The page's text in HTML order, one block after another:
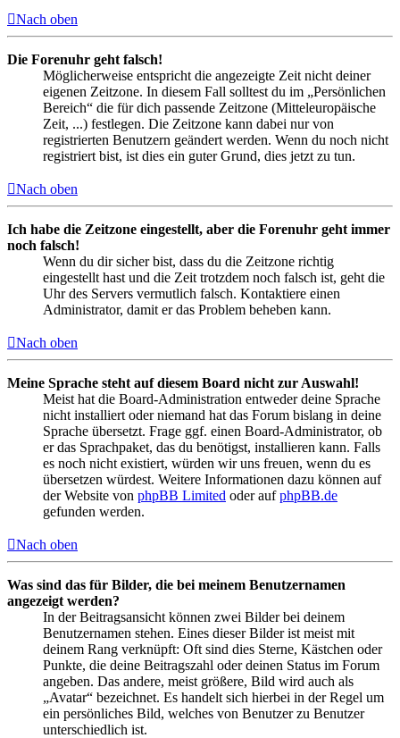
Nach oben
Die Forenuhr geht falsch!
Möglicherweise entspricht die angezeigte Zeit nicht deiner
eigenen Zeitzone. In diesem Fall solltest du im „Persönlichen
Bereich“ die für dich passende Zeitzone (Mitteleuropäische
Zeit, ...) festlegen. Die Zeitzone kann dabei nur von
registrierten Benutzern geändert werden. Wenn du noch nicht
registriert bist, ist dies ein guter Grund, dies jetzt zu tun.
Nach oben
Ich habe die Zeitzone eingestellt, aber die Forenuhr geht immer
noch falsch!
Wenn du dir sicher bist, dass du die Zeitzone richtig
eingestellt hast und die Zeit trotzdem noch falsch ist, geht die
Uhr des Servers vermutlich falsch. Kontaktiere einen
Administrator, damit er das Problem beheben kann.
Nach oben
Meine Sprache steht auf diesem Board nicht zur Auswahl!
Meist hat die Board-Administration entweder deine Sprache
nicht installiert oder niemand hat das Forum bislang in deine
Sprache übersetzt. Frage ggf. einen Board-Administrator, ob
er das Sprachpaket, das du benötigst, installieren kann. Falls
es noch nicht existiert, würden wir uns freuen, wenn du es
übersetzen würdest. Weitere Informationen dazu können auf
der Website von phpBB Limited oder aufphpBB.de
gefunden werden.
Nach oben
Was sind das für Bilder, die bei meinem Benutzernamen
angezeigt werden?
In der Beitragsansicht können zwei Bilder bei deinem
Benutzernamen stehen. Eines dieser Bilder ist meist mit
deinem Rang verknüpft: Oft sind dies Sterne, Kästchen oder
Punkte, die deine Beitragszahl oder deinen Status im Forum
angeben. Das andere, meist größere, Bild wird auch als
„Avatar“ bezeichnet. Es handelt sich hierbei in der Regel um
ein persönliches Bild, welches von Benutzer zu Benutzer
unterschiedlich ist.